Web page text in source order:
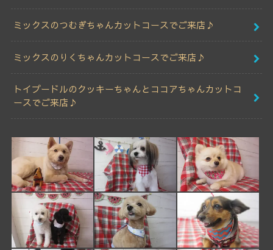
ミックスのつむぎちゃんカットコースでご来店♪
ミックスのりくちゃんカットコースでご来店♪
トイプードルのクッキーちゃんとココアちゃんカットコ
ースでご来店♪